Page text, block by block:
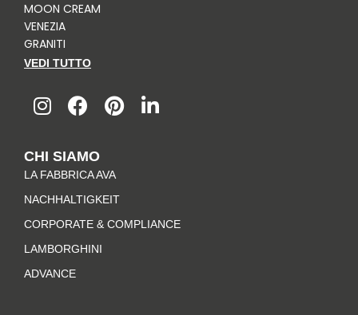
MOON CREAM
VENEZIA
GRANITI
VEDI TUTTO
n
s
a
g
r
a
m
a
c
b
o
o
k
-
f
i
n
r
e
s
i
n
n
CHI SIAMO
LA FABBRICA AVA
NACHHALTIGKEIT
CORPORATE & COMPLIANCE
LAMBORGHINI
ADVANCE